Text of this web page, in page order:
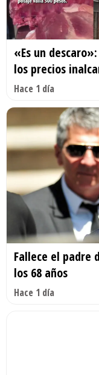
«Es un
los precios
Hace 1 día
Fallece el padre
los 68 años
Hace 1 día